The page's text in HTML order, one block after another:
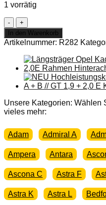
1 vorrätig
NEU
+
ORIGINAL
OPEL
Kadett
C
Kofferdeckel
Limousine
Aero
NOS
Kofferraumdeckel
In den Warenkorb
Artikelnummer: R282
Unsere Kategorien: Wählen
vieles mehr:
Adam Admiral A
Ampera Antara
Ascona C Astra F
Astra K Astra L